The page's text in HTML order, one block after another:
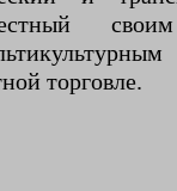
торговле.